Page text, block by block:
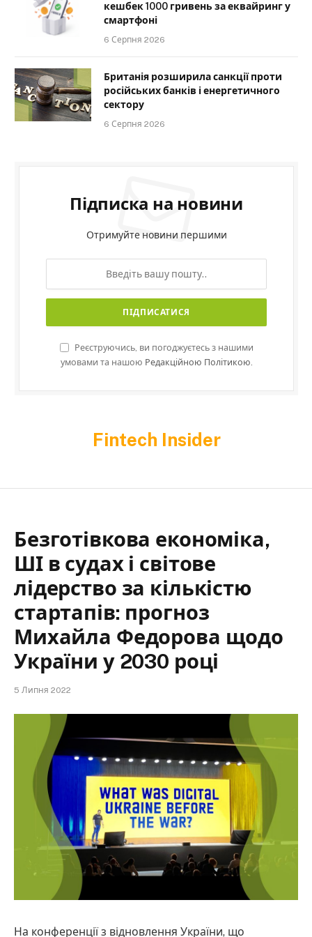
кешбек 1000 гривень за еквайринг у
смартфоні
6 Серпня 2026
Британія розширила санкції проти
російських банків і енергетичного
сектору
6 Серпня 2026
Підписка на новини
Отримуйте новини першими
Реєструючись, ви погоджуєтесь з нашими
умовами та нашою Редакційною Політикою.
Fintech Insider
Безготівкова економіка,
ШІ в судах і світове
лідерство за кількістю
стартапів: прогноз
Михайла Федорова щодо
України у 2030 році
5 Липня 2022
На конференції з відновлення України, що